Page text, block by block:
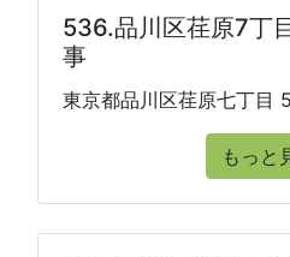
536.品川区荏原7丁
事
東京都品川区荏原七丁目
もっと